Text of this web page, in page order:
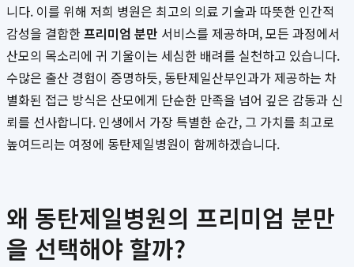
니다. 이를 위해 저희 병원은 최고의 의료 기술과 따뜻한 인간적
감성을 결합한프리미엄 분만 서비스를 제공하며, 모든 과정에서
산모의 목소리에 귀 기울이는 세심한 배려를 실천하고 있습니다.
수많은 출산 경험이 증명하듯, 동탄제일산부인과가 제공하는 차
별화된 접근 방식은 산모에게 단순한 만족을 넘어 깊은 감동과 신
뢰를 선사합니다. 인생에서 가장 특별한 순간, 그 가치를 최고로
높여드리는 여정에 동탄제일병원이 함께하겠습니다.
왜 동탄제일병원의 프리미엄 분만
을 선택해야 할까?